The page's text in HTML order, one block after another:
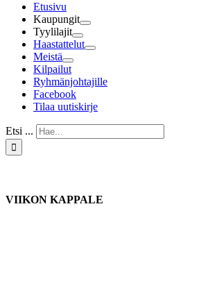
Etusivu
Kaupungit
Tyylilajit
Haastattelut
Meistä
Kilpailut
Ryhmänjohtajille
Facebook
Tilaa uutiskirje
Etsi ...
VIIKON KAPPALE